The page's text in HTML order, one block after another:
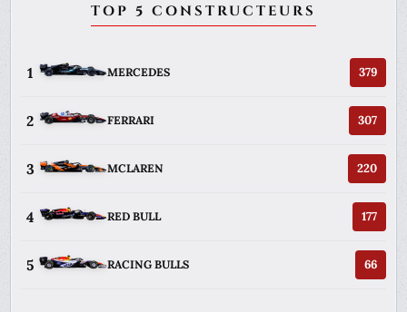
TOP 5 CONSTRUCTEURS
1 MERCEDES 379
2 FERRARI 307
3 MCLAREN 220
4 RED BULL 177
5 RACING BULLS 66